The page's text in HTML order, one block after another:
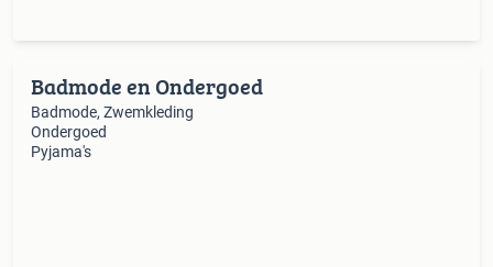
Badmode en Ondergoed
Badmode, Zwemkleding
Ondergoed
Pyjama's